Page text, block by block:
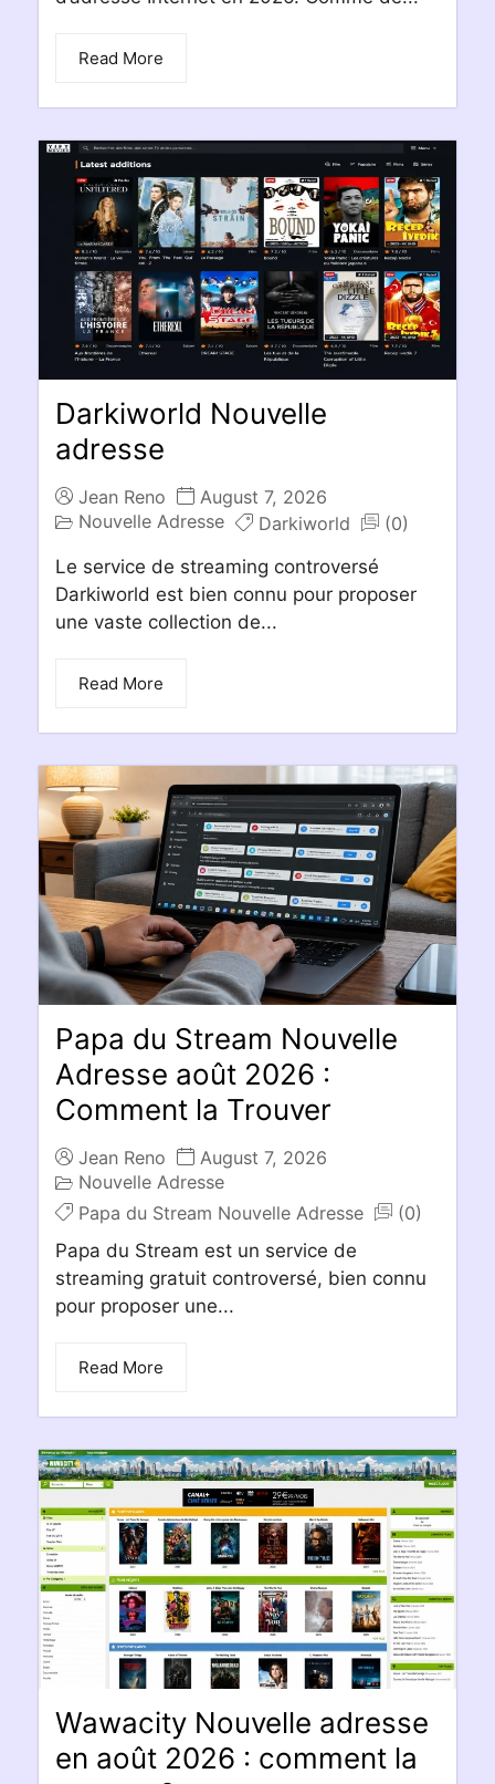
Read More
Darkiworld Nouvelle
adresse
Jean Reno
August 7, 2026
Nouvelle Adresse
Darkiworld
(0)
Le service de streaming controversé
Darkiworld est bien connu pour proposer
une vaste collection de...
Read More
Papa du Stream Nouvelle
Adresse août 2026 :
Comment la Trouver
Jean Reno
August 7, 2026
Nouvelle Adresse
Papa du Stream Nouvelle Adresse
(0)
Papa du Stream est un service de
streaming gratuit controversé, bien connu
pour proposer une...
Read More
Wawacity Nouvelle adresse
en août 2026 : comment la